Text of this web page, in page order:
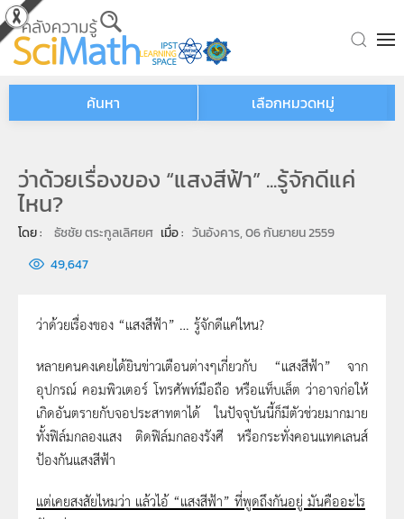
Skip to main content
ค้นหา เลือกหมวดหมู่
ว่าด้วยเรื่องของ “แสงสีฟ้า” ...รู้จักดีแค่
ไหน?
โดย : ธัชชัย ตระกูลเลิศยศ เมื่อ : วันอังคาร, 06 กันยายน 2559
49,647
ว่าด้วยเรื่องของ “แสงสีฟ้า” … รู้จักดีแค่ไหน?
หลายคนคงเคยได้ยินข่าวเตือนต่างๆเกี่ยวกับ “แสงสีฟ้า” จาก
อุปกรณ์ คอมพิวเตอร์ โทรศัพท์มือถือ หรือแท็บเล็ต ว่าอาจก่อให้
เกิดอันตรายกับจอประสาทตาได้ ในปัจจุบันนี้ก็มีตัวช่วยมากมาย
ทั้งฟิล์มกลองแสง ติดฟิล์มกลองรังศี หรือกระทั่งคอนแทคเลนส์
ป้องกันแสงสีฟ้า
แต่เคยสงสัยไหมว่า แล้วไอ้ “แสงสีฟ้า” ที่พูดถึงกันอยู่ มันคืออะไร